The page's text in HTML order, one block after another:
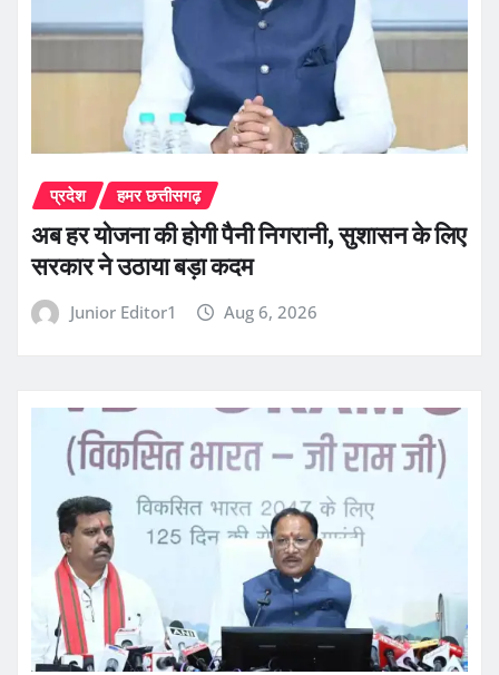
प्रदेश हमर छत्तीसगढ़
अब हर योजना की होगी पैनी निगरानी, सुशासन के लिए
सरकार ने उठाया बड़ा कदम
Junior Editor1 Aug 6, 2026